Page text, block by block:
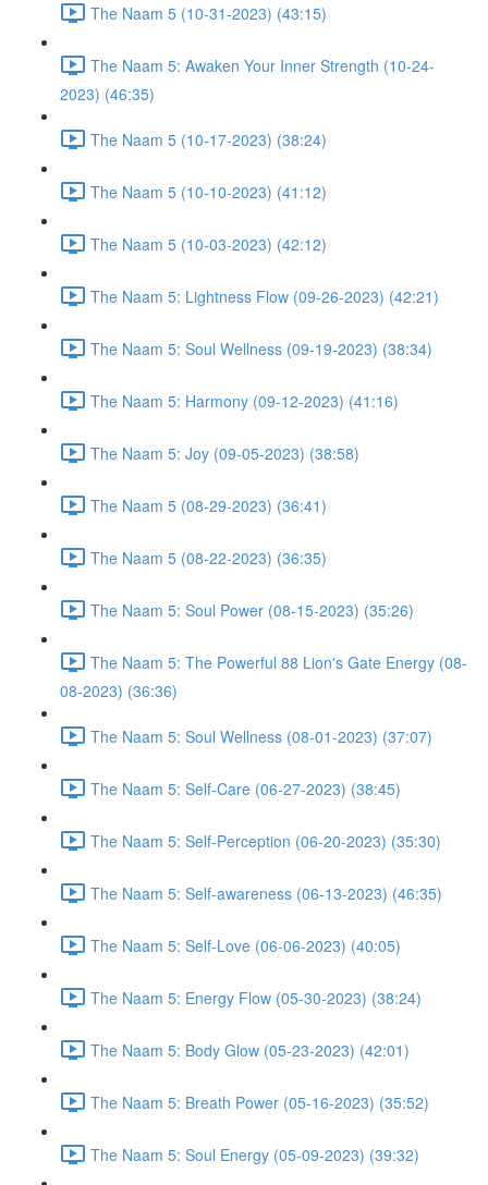
The Naam 5 (10-31-2023) (43:15)
The Naam 5: Awaken Your Inner Strength (10-24-
2023) (46:35)
The Naam 5 (10-17-2023) (38:24)
The Naam 5 (10-10-2023) (41:12)
The Naam 5 (10-03-2023) (42:12)
The Naam 5: Lightness Flow (09-26-2023) (42:21)
The Naam 5: Soul Wellness (09-19-2023) (38:34)
The Naam 5: Harmony (09-12-2023) (41:16)
The Naam 5: Joy (09-05-2023) (38:58)
The Naam 5 (08-29-2023) (36:41)
The Naam 5 (08-22-2023) (36:35)
The Naam 5: Soul Power (08-15-2023) (35:26)
The Naam 5: The Powerful 88 Lion's Gate Energy (08-
08-2023) (36:36)
The Naam 5: Soul Wellness (08-01-2023) (37:07)
The Naam 5: Self-Care (06-27-2023) (38:45)
The Naam 5: Self-Perception (06-20-2023) (35:30)
The Naam 5: Self-awareness (06-13-2023) (46:35)
The Naam 5: Self-Love (06-06-2023) (40:05)
The Naam 5: Energy Flow (05-30-2023) (38:24)
The Naam 5: Body Glow (05-23-2023) (42:01)
The Naam 5: Breath Power (05-16-2023) (35:52)
The Naam 5: Soul Energy (05-09-2023) (39:32)